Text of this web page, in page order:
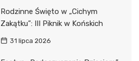
Rodzinne Święto w „Cichym
Zakątku”: III Piknik w Końskich
31 lipca 2026